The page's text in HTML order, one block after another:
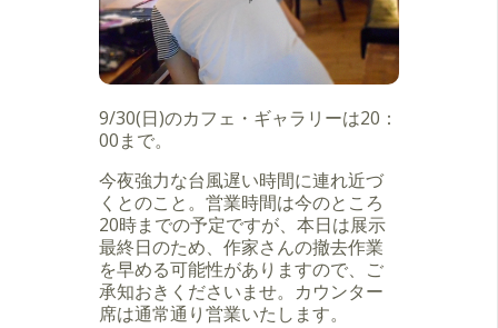
9/30(日)のカフェ・ギャラリーは20：
00まで。
今夜強力な台風遅い時間に連れ近づ
くとのこと。営業時間は今のところ
20時までの予定ですが、本日は展示
最終日のため、作家さんの撤去作業
を早める可能性がありますので、ご
承知おきくださいませ。カウンター
席は通常通り営業いたします。